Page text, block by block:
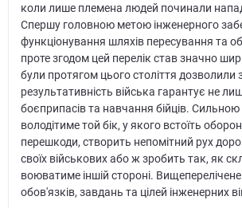
коли лише племена людей починали
Спершу головною метою інженерного
функціонування шляхів пересування та
проте згодом цей перелік став значно
були протягом цього століття дозволили
результативність війська гарантує не
боєприпасів та навчання бійців.
володітиме той бік, у якого встоїть
перешкоди, створить непомітний рух
своїх військових або ж зробить так, як
воюватиме іншій стороні.
обов'язків, завдань та цілей інженерних